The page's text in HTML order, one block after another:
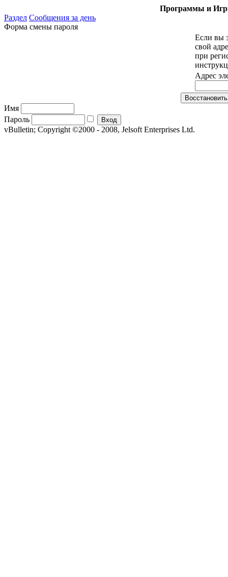
Программы и
Раздел Сообщения за день
Форма смены пароля
Если вы
свой
при
Адрес
Имя
Пароль
vBulletin; Copyright ©2000 - 2008, Jelsoft Enterprises Ltd.